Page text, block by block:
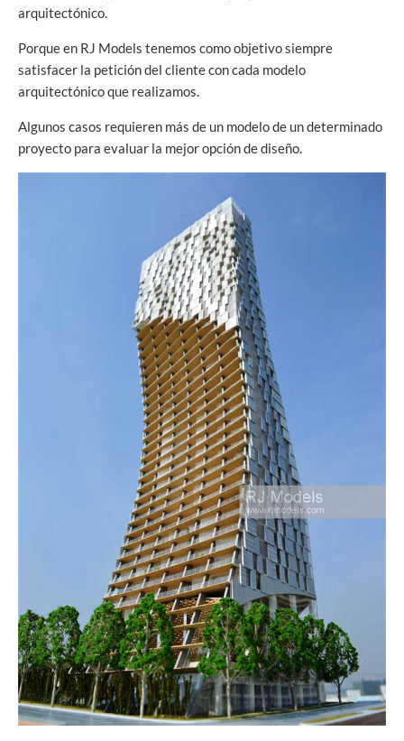
arquitectónico.
Porque en RJ Models tenemos como objetivo siempre
satisfacer la petición del cliente con cada modelo
arquitectónico que realizamos.
Algunos casos requieren más de un modelo de un determinado
proyecto para evaluar la mejor opción de diseño.